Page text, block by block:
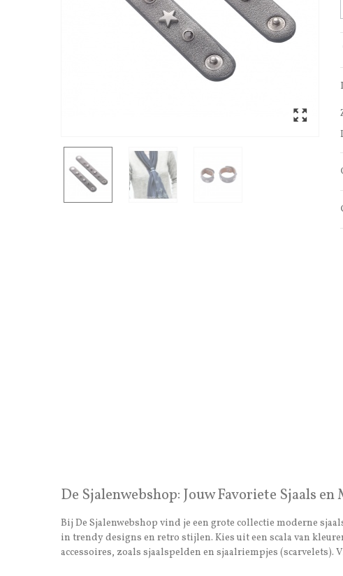
De Sjalenwebshop: Jouw Favoriete Sjaals en
Bij De Sjalenwebshop vind je een grote collectie moderne
in trendy designs en retro stijlen. Kies uit een scala van
accessoires, zoals sjaalspelden en sjaalriempjes (scarvelets).